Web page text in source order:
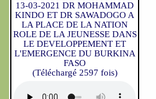
13-03-2021 DR MOHAMMAD
KINDO ET DR SAWADOGO A
LA PLACE DE LA NATION
ROLE DE LA JEUNESSE DANS
LE DEVELOPPEMENT ET
L'EMERGENCE DU BURKINA
FASO
(Téléchargé 2597 fois)